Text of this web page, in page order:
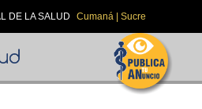
DE LA SALUD Cumaná | Sucre